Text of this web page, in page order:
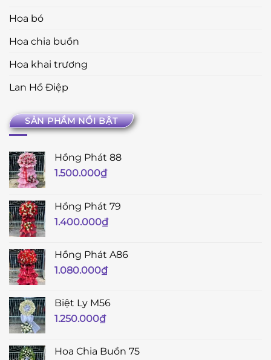
Hoa bó
Hoa chia buồn
Hoa khai trương
Lan Hồ Điệp
SẢN PHẨM NỔI BẬT
Hồng Phát 88
1.500.000₫
Hồng Phát 79
1.400.000₫
Hồng Phát A86
1.080.000₫
Biệt Ly M56
1.250.000₫
Hoa Chia Buồn 75